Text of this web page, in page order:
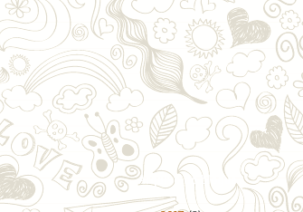
Arquivo do blogue